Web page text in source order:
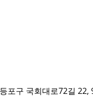
포구 국회대로72길 22,